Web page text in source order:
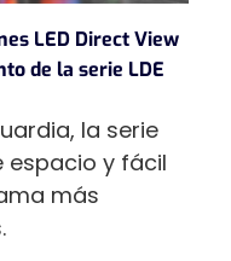
LED Direct View
de la serie LDE
la serie
espacio y fácil
más